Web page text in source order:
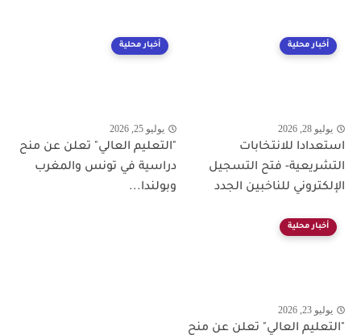
أخبار محلية
يوليو 28, 2026
استعدادا للانتخابات
التشريعية- فتح التسجيل
الإلكتروني للناخبين الجدد
أخبار محلية
يوليو 25, 2026
"التعليم العالي" تعلن عن منح
دراسية في تونس والمغرب
وبولندا...
أخبار محلية
يوليو 23, 2026
"التعليم العالي" تعلن عن منح